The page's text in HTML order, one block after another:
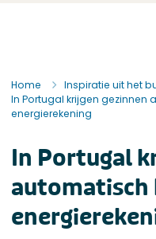
Home
Inspiratie uit het
In Portugal krijgen gezinnen
energierekening
In Portugal
automatisch